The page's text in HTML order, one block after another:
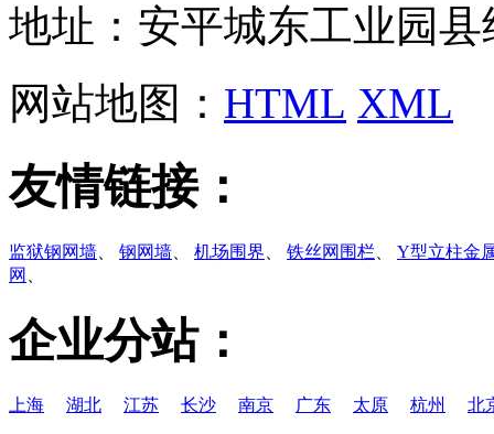
地址：安平城东工业园县
网站地图： HTML XML
友情链接：
监狱钢网墙 钢网墙 机场围界 铁丝网围栏
Y型立柱金
网
企业分站：
上海 湖北 江苏 长沙 南京 广东 太原 杭州 北